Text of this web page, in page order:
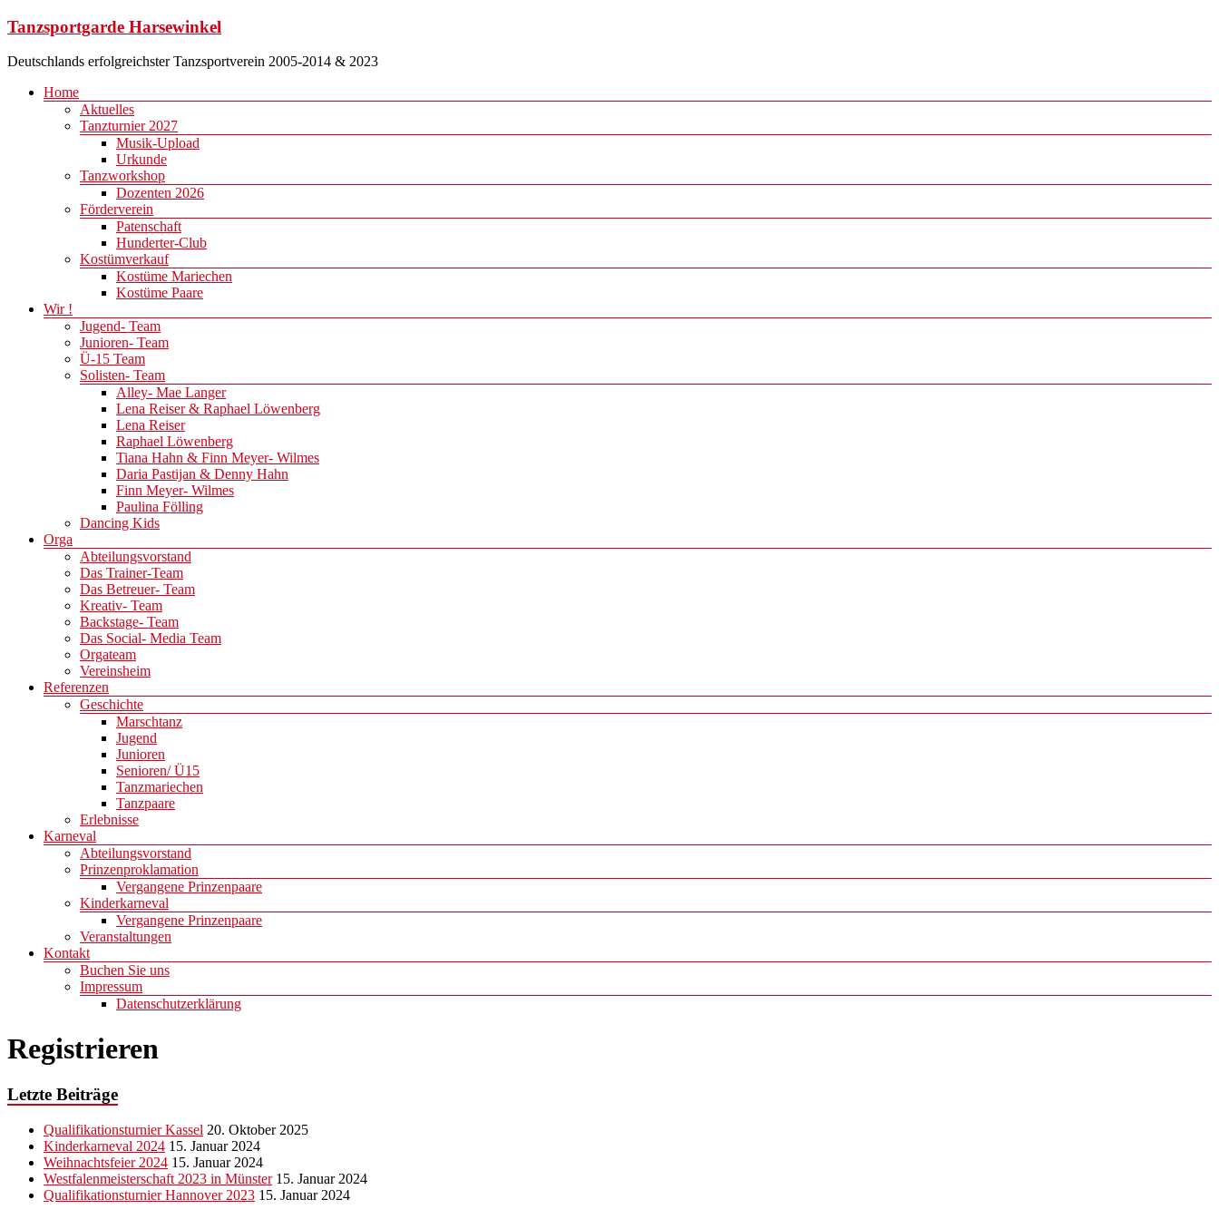
Zum
springen
Tanzsportgarde Harsewinkel
Deutschlands erfolgreichster Tanzsportverein 2005-2014 & 2023
Menü
Home
Aktuelles
Tanzturnier 2027
Musik-Upload
Urkunde
Tanzworkshop
Dozenten 2026
Förderverein
Patenschaft
Hunderter-Club
Kostümverkauf
Kostüme Mariechen
Kostüme Paare
Wir !
Jugend- Team
Junioren- Team
Ü-15 Team
Solisten- Team
Alley- Mae Langer
Lena Reiser & Raphael Löwenberg
Lena Reiser
Raphael Löwenberg
Tiana Hahn & Finn Meyer- Wilmes
Daria Pastijan & Denny Hahn
Finn Meyer- Wilmes
Paulina Fölling
Dancing Kids
Orga
Abteilungsvorstand
Das Trainer-Team
Das Betreuer- Team
Kreativ- Team
Backstage- Team
Das Social- Media Team
Orgateam
Vereinsheim
Referenzen
Geschichte
Marschtanz
Jugend
Junioren
Senioren/ Ü15
Tanzmariechen
Tanzpaare
Erlebnisse
Karneval
Abteilungsvorstand
Prinzenproklamation
Vergangene Prinzenpaare
Kinderkarneval
Vergangene Prinzenpaare
Veranstaltungen
Kontakt
Buchen Sie uns
Impressum
Datenschutzerklärung
Registrieren
Letzte Beiträge
Qualifikationsturnier Kassel 20. Oktober 2025
Kinderkarneval 2024 15. Januar 2024
Weihnachtsfeier 2024 15. Januar 2024
Westfalenmeisterschaft 2023 in Münster 15. Januar 2024
Qualifikationsturnier Hannover 2023 15. Januar 2024